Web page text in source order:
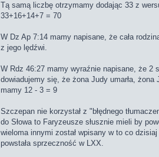
Tą samą liczbę otrzymamy dodając 33 z
33+16+14+7 = 70
W Dz Ap 7:14 mamy napisane, że cała
z jego lędźwi.
W Rdz 46:27 mamy wyraźnie napisane, że 2
dowiadujemy się, że żona Judy umarła,
mamy 12 - 3 = 9
Szczepan nie korzystał z "błędnego
do Słowa to Faryzeusze słusznie mieli by
wieloma innymi został wpisany w to co
powstała sprzeczność w LXX.